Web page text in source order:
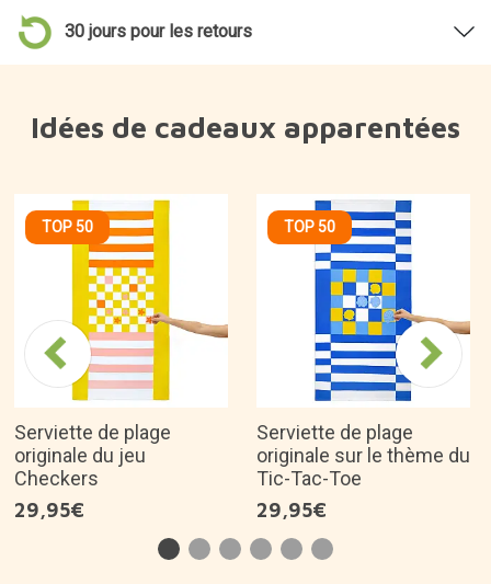
30 jours pour les retours
Idées de cadeaux apparentées
TOP 50
Serviette de plage
originale du jeu
Checkers
29,95€
TOP 50
Serviette de plage
originale sur le thème du
Tic-Tac-Toe
29,95€